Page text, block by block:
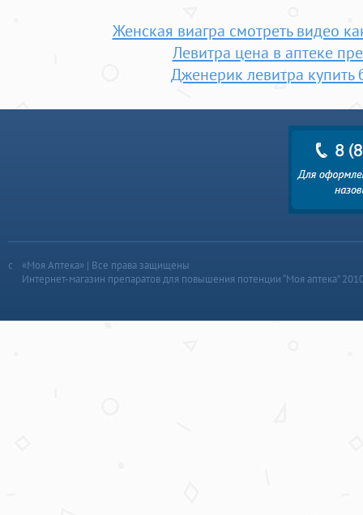
Женская виагра смотреть видео
Левитра цена в аптеке
Дженерик левитра купить
«Моя Аптека» | Все права защищены
Интернет-магазин препаратов для повышения потенции “Моя аптека”